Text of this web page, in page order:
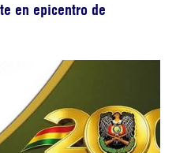
en epicentro de